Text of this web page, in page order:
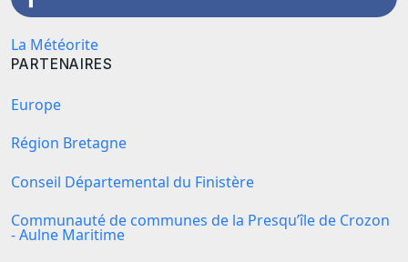
La Météorite
PARTENAIRES
Europe
Région Bretagne
Conseil Départemental du Finistère
Communauté de communes de la Presqu’île de Crozon
- Aulne Maritime